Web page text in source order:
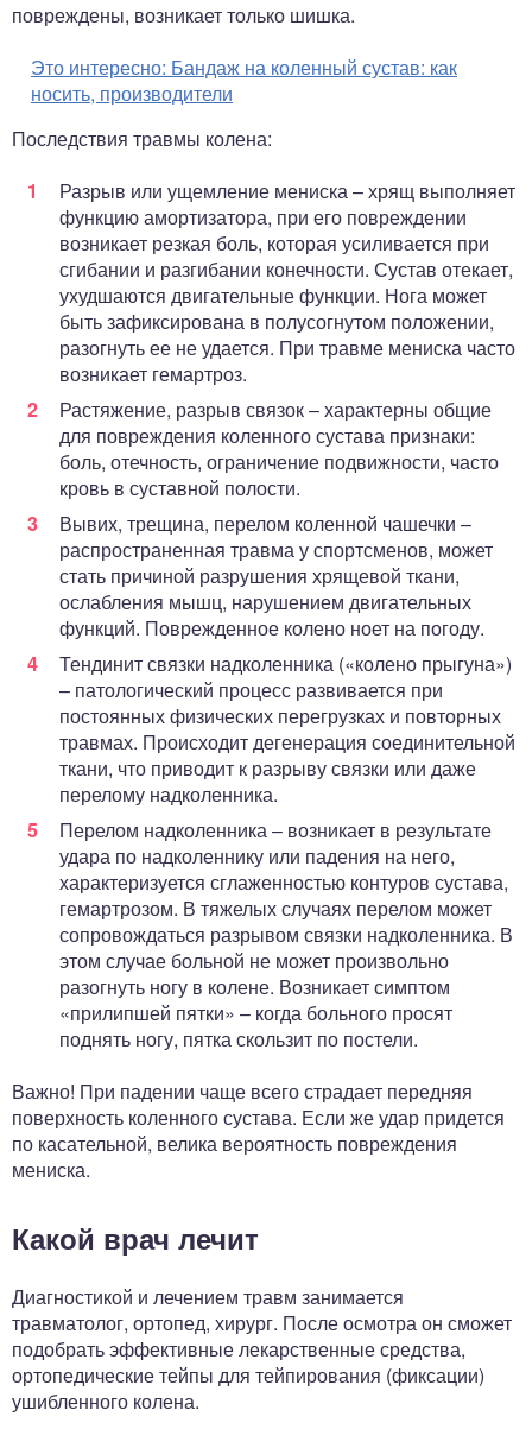
повреждены, возникает только шишка.
Это интересно: Бандаж на коленный сустав: как
носить, производители
Последствия травмы колена:
Разрыв или ущемление мениска – хрящ выполняет
функцию амортизатора, при его повреждении
возникает резкая боль, которая усиливается при
сгибании и разгибании конечности. Сустав отекает,
ухудшаются двигательные функции. Нога может
быть зафиксирована в полусогнутом положении,
разогнуть ее не удается. При травме мениска часто
возникает гемартроз.
Растяжение, разрыв связок – характерны общие
для повреждения коленного сустава признаки:
боль, отечность, ограничение подвижности, часто
кровь в суставной полости.
Вывих, трещина, перелом коленной чашечки –
распространенная травма у спортсменов, может
стать причиной разрушения хрящевой ткани,
ослабления мышц, нарушением двигательных
функций. Поврежденное колено ноет на погоду.
Тендинит связки надколенника («колено прыгуна»)
– патологический процесс развивается при
постоянных физических перегрузках и повторных
травмах. Происходит дегенерация соединительной
ткани, что приводит к разрыву связки или даже
перелому надколенника.
Перелом надколенника – возникает в результате
удара по надколеннику или падения на него,
характеризуется сглаженностью контуров сустава,
гемартрозом. В тяжелых случаях перелом может
сопровождаться разрывом связки надколенника. В
этом случае больной не может произвольно
разогнуть ногу в колене. Возникает симптом
«прилипшей пятки» – когда больного просят
поднять ногу, пятка скользит по постели.
Важно! При падении чаще всего страдает передняя
поверхность коленного сустава. Если же удар придется
по касательной, велика вероятность повреждения
мениска.
Какой врач лечит
Диагностикой и лечением травм занимается
травматолог, ортопед, хирург. После осмотра он сможет
подобрать эффективные лекарственные средства,
ортопедические тейпы для тейпирования (фиксации)
ушибленного колена.